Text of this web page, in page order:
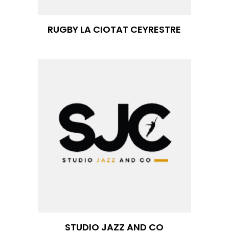
RUGBY LA CIOTAT CEYRESTRE
STUDIO JAZZ AND CO